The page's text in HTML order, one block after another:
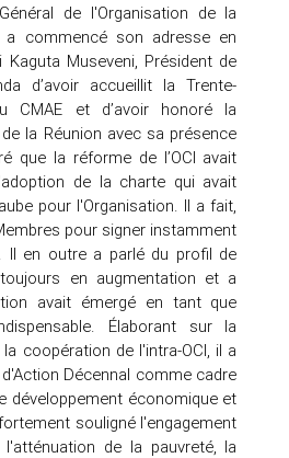
de l'Organisation de la
a commencé son adresse en
Kaguta Museveni, Président de
d’avoir accueillit la Trente-
CMAE et d’avoir honoré la
la Réunion avec sa présence
que la réforme de l’OCI avait
de la charte qui avait
pour l'Organisation. Il a fait,
pour signer instamment
Il en outre a parlé du profil de
en augmentation et a
avait émergé en tant que
Élaborant sur la
coopération de l'intra-OCI, il a
Décennal comme cadre
développement économique et
souligné l'engagement
l'atténuation de la pauvreté, la